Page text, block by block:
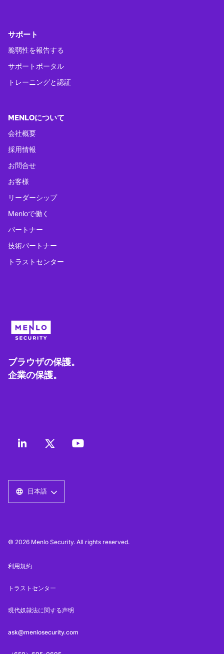
サポート
脆弱性を報告する
サポートポータル
トレーニングと認証
MENLOについて
会社概要
採用情報
お問合せ
お客様
リーダーシップ
Menloで働く
パートナー
技術パートナー
トラストセンター
ブラウザの保護。
企業の保護。
日本語
© 2026 Menlo Security. All rights reserved.
利用規約
トラストセンター
現代奴隷法に関する声明
ask@menlosecurity.com